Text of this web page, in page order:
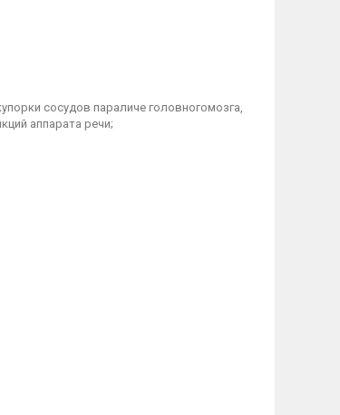
сосудов параличе головногомозга,
аппарата речи;